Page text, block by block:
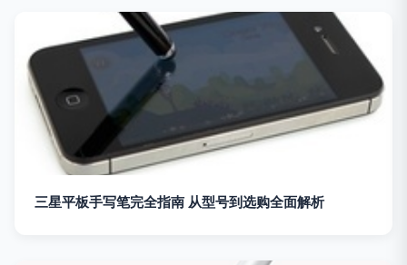
三星平板手写笔完全指南 从型号到选购全面解析